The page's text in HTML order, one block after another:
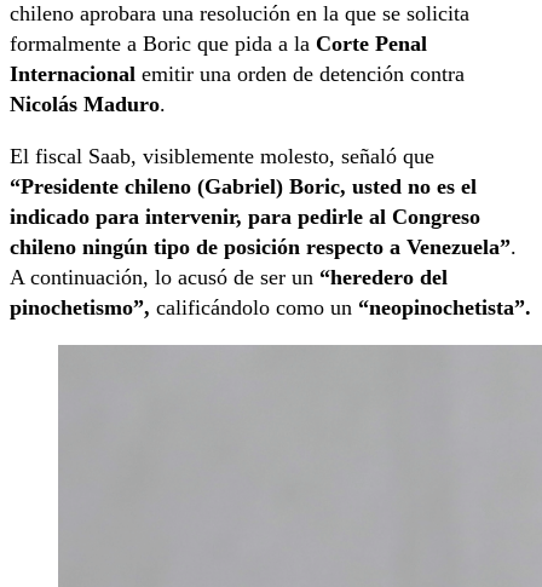
chileno aprobara una resolución en la que se solicita
formalmente a Boric que pida a la Corte Penal
Internacional emitir una orden de detención contra
Nicolás Maduro.
El fiscal Saab, visiblemente molesto, señaló que
“Presidente chileno (Gabriel) Boric, usted no es el
indicado para intervenir, para pedirle al Congreso
chileno ningún tipo de posición respecto a Venezuela”.
A continuación, lo acusó de ser un “heredero del
pinochetismo”, calificándolo como un “neopinochetista”.